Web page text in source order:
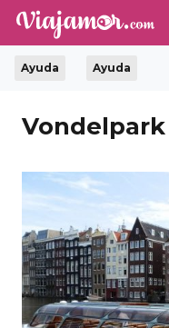
Ayuda Ayuda
Vondelpark